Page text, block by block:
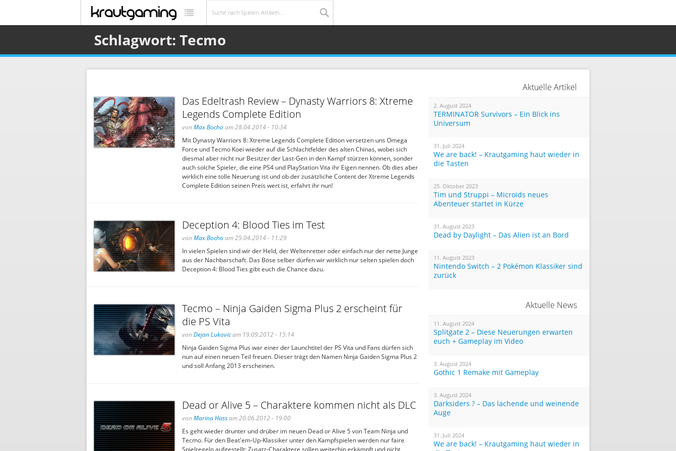
Schlagwort: Tecmo
Das Edeltrash Review – Dynasty Warriors 8: Xtreme
Legends Complete Edition
von Max Bochoam 28.04.2014 - 10:34
Mit Dynasty Warriors 8: Xtreme Legends Complete Edition versetzen uns Omega
Force und Tecmo Koei wieder auf die Schlachtfelder des alten Chinas, wobei sich
diesmal aber nicht nur Besitzer der Last-Gen in den Kampf stürzen können, sonder
auch solche Spieler, die eine PS4 und PlayStation Vita ihr Eigen nennen. Ob dies aber
wirklich eine tolle Neuerung ist und ob der zusätzliche Content der Xtreme Legends
Complete Edition seinen Preis wert ist, erfahrt ihr nun!
Deception 4: Blood Ties im Test
von Max Bochoam 25.04.2014 - 11:29
In vielen Spielen sind wir der Held, der Weltenretter oder einfach nur der nette Junge
aus der Nachbarschaft. Das Böse selber dürfen wir wirklich nur selten spielen doch
Deception 4: Blood Ties gibt euch die Chance dazu.
Tecmo – Ninja Gaiden Sigma Plus 2 erscheint für
die PS Vita
von Dejan Lukovicam 19.09.2012 - 15:14
Ninja Gaiden Sigma Plus war einer der Launchtitel der PS Vita und Fans dürfen sich
nun auf einen neuen Teil freuen. Dieser trägt den Namen Ninja Gaiden Sigma Plus 2
und soll Anfang 2013 erscheinen.
Dead or Alive 5 – Charaktere kommen nicht als DLC
von Marina Hassam 20.06.2012 - 19:00
Es geht wieder drunter und drüber im neuen Dead or Alive 5 von Team Ninja und
Tecmo. Für den Beat'em-Up-Klassiker unter den Kampfspielen werden nur faire
Spielregeln aufgestellt: Zusatz-Charaktere sollen weiterhin erkämpft und nicht
Aktuelle Artikel
2. August 2024
TERMINATOR Survivors – Ein Blick ins
Universum
31. Juli 2024
We are back! – Krautgaming haut wieder in
die Tasten
25. Oktober 2023
Tim und Struppi – Microids neues
Abenteuer startet in Kürze
31. August 2023
Dead by Daylight – Das Alien ist an Bord
11. August 2023
Nintendo Switch – 2 Pokémon Klassiker sind
zurück
Aktuelle News
11. August 2024
Splitgate 2 – Diese Neuerungen erwarten
euch + Gameplay im Video
3. August 2024
Gothic 1 Remake mit Gameplay
3. August 2024
Darksiders ? – Das lachende und weinende
Auge
31. Juli 2024
We are back! – Krautgaming haut wieder in